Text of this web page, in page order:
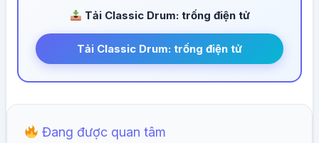
Tải Classic Drum: trống điện tử
Tải Classic Drum: trống điện tử
Đang được quan tâm